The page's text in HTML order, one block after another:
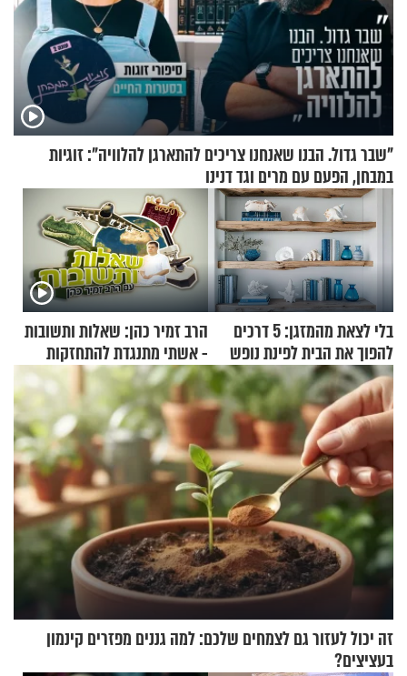
"שבר גדול. הבנו שאנחנו צריכים להתארגן להלוויה": זוגיות
במבחן, הפעם עם מרים וגד דנינו
בלי לצאת מהמזגן: 5 דרכים
להפוך את הבית לפינת נופש
מעוצבת
הרב זמיר כהן: שאלות ותשובות
- אשתי מתנגדת להתחזקות
שלי
זה יכול לעזור גם לצמחים שלכם: למה גננים מפזרים קינמון
בעציצים?